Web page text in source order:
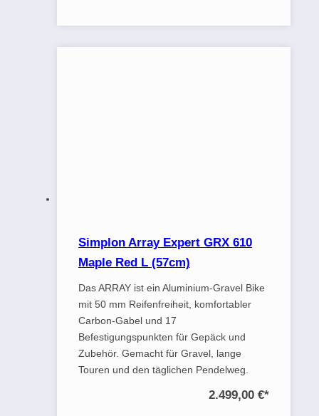
Simplon Array Expert GRX 610
Maple Red L (57cm)
Das ARRAY ist ein Aluminium-Gravel Bike
mit 50 mm Reifenfreiheit, komfortabler
Carbon-Gabel und 17
Befestigungspunkten für Gepäck und
Zubehör. Gemacht für Gravel, lange
Touren und den täglichen Pendelweg.
2.499,00 €*